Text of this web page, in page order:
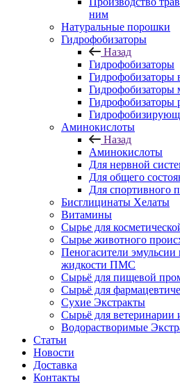
ним
Натуральные порошки
Гидрофобизаторы
Назад
Гидрофобизаторы
Гидрофобизаторы
Гидрофобизаторы
Гидрофобизаторы
Аминокислоты
Назад
Аминокислоты
Для нервной
Для общего
Для спортивного
Бисглицинаты Хелаты
Витамины
Сырье для
Сырье животного
Пеногасители
жидкости ПМС
Сырьё для пищевой
Сырьё для
Сухие Экстракты
Сырьё для ветеринарии
Водорастворимые
Статьи
Новости
Доставка
Контакты